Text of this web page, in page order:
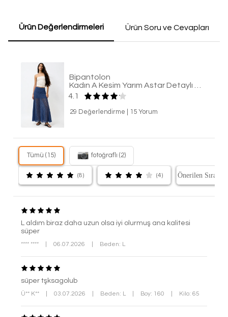
Ürün Değerlendirmeleri Ürün Soru ve Cevapları
Bipantolon
4.1
29 Değerlendirme 15 Yorum
Tümü (15) fotoğraflı (2)
(8) (4)
L aldım biraz daha uzun olsa iyi olurmuş ana kalitesi
süper
**** **** 06.07.2026 Beden: L
süper tşksagolub
Ü** K** 03.07.2026 Beden: L Boy: 160 Kilo: 65